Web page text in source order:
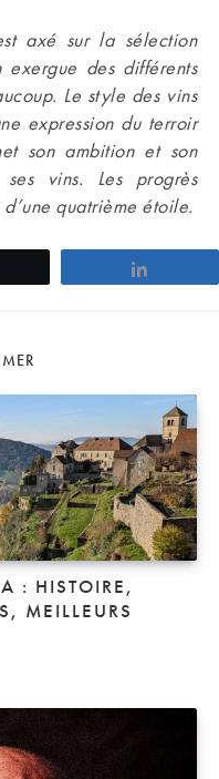
axé sur la sélection
des différents
Le style des vins
expression du terroir
son ambition et son
vins. Les progrès
quatrième étoile.
: HISTOIRE,
MEILLEURS